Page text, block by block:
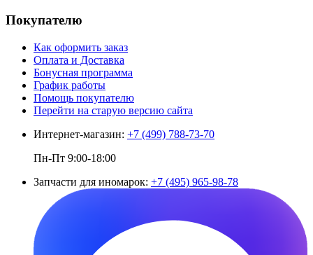
Покупателю
Как оформить заказ
Оплата и Доставка
Бонусная программа
График работы
Помощь покупателю
Перейти на старую версию сайта
Интернет-магазин: +7 (499) 788-73-70
Пн-Пт 9:00-18:00
Запчасти для иномарок: +7 (495) 965-98-78